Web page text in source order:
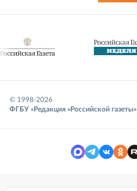
© 1998-2026
ФГБУ «Редакция «Российской газеты»